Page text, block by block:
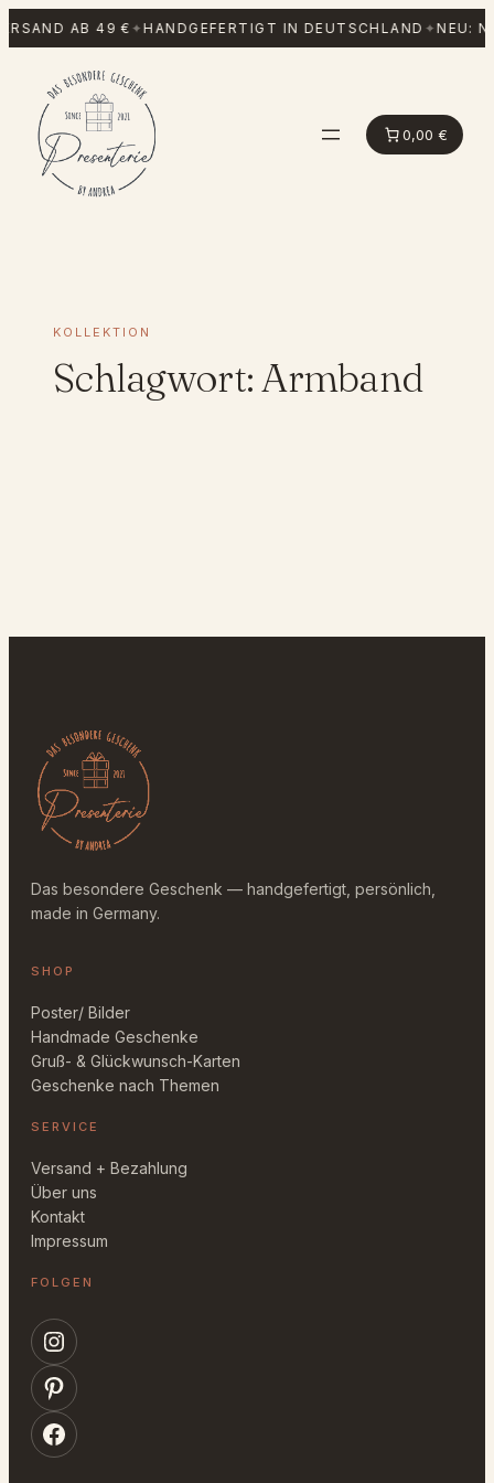
Zum
Inhalt
AB 49 €✦ HANDGEFERTIGT IN DEUTSCHLAND ✦ NEU:
0,00 €
KOLLEKTION
Schlagwort:Armband
Das besondere Geschenk — handgefertigt, persönlich,
made in Germany.
SHOP
Poster/ Bilder
Handmade Geschenke
Gruß- & Glückwunsch-Karten
Geschenke nach Themen
SERVICE
Versand + Bezahlung
Über uns
Kontakt
Impressum
FOLGEN
Instagram
Pinterest
Facebook